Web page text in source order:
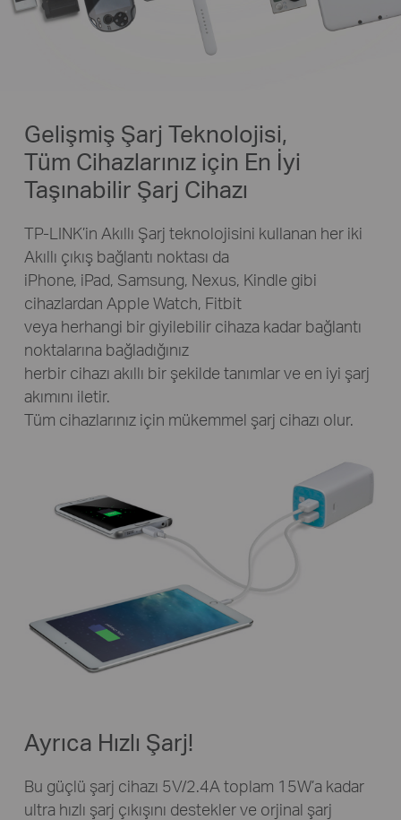
Gelişmiş Şarj Teknolojisi,
Tüm Cihazlarınız için En İyi
Taşınabilir Şarj Cihazı
TP-LINK’in Akıllı Şarj teknolojisini kullanan her iki
Akıllı çıkış bağlantı noktası da
iPhone, iPad, Samsung, Nexus, Kindle gibi
cihazlardan Apple Watch, Fitbit
veya herhangi bir giyilebilir cihaza kadar bağlantı
noktalarına bağladığınız
herbir cihazı akıllı bir şekilde tanımlar ve en iyi şarj
akımını iletir.
Tüm cihazlarınız için mükemmel şarj cihazı olur.
Ayrıca Hızlı Şarj!
Bu güçlü şarj cihazı 5V/2.4A toplam 15W’a kadar
ultra hızlı şarj çıkışını destekler ve orjinal şarj